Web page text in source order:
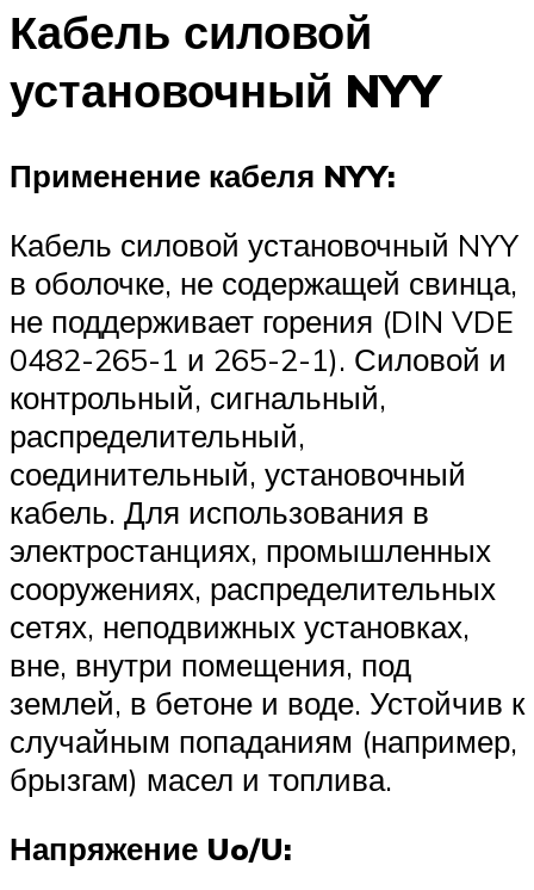
Кабель силовой
установочный NYY
Применение кабеля NYY:
Кабель силовой установочный NYY
в оболочке, не содержащей свинца,
не поддерживает горения (DIN VDE
0482-265-1 и 265-2-1). Силовой и
контрольный, сигнальный,
распределительный,
соединительный, установочный
кабель. Для использования в
электростанциях, промышленных
сооружениях, распределительных
сетях, неподвижных установках,
вне, внутри помещения, под
землей, в бетоне и воде. Устойчив к
случайным попаданиям (например,
брызгам) масел и топлива.
Напряжение Uo/U: